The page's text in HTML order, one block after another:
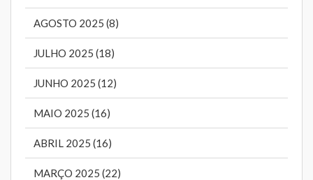
AGOSTO 2025 (8)
JULHO 2025 (18)
JUNHO 2025 (12)
MAIO 2025 (16)
ABRIL 2025 (16)
MARÇO 2025 (22)